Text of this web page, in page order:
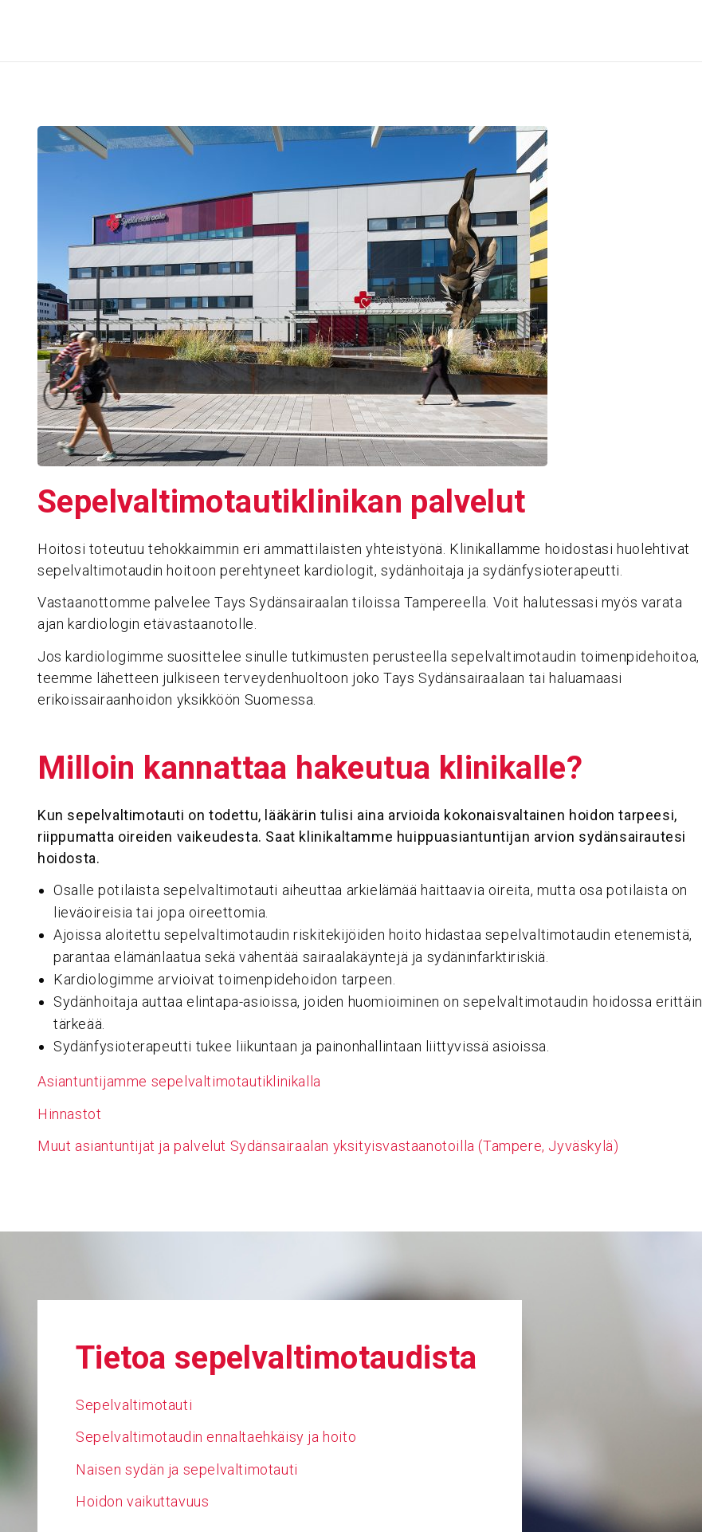
Sepel­val­ti­mo­tau­tikli­nikan palvelut
Hoitosi toteutuu tehokkaimmin eri ammattilaisten yhteistyönä. Klinikallamme hoidostasi huolehtivat
sepelvaltimotaudin hoitoon perehtyneet kardiologit, sydänhoitaja ja sydänfysioterapeutti.
Vastaanottomme palvelee Tays Sydänsairaalan tiloissa Tampereella. Voit halutessasi myös varata
ajan kardiologin etävastaanotolle.
Jos kardiologimme suosittelee sinulle tutkimusten perusteella sepelvaltimotaudin toimenpidehoitoa,
teemme lähetteen julkiseen terveydenhuoltoon joko Tays Sydänsairaalaan tai haluamaasi
erikoissairaanhoidon yksikköön Suomessa.
Milloin kannattaa hakeutua klini­kalle?
Kun sepelvaltimotauti on todettu, lääkärin tulisi aina arvioida kokonaisvaltainen hoidon tarpeesi,
riippumatta oireiden vaikeudesta. Saat klinikaltamme huippuasiantuntijan arvion sydänsairautesi
hoidosta.
Osalle potilaista sepelvaltimotauti aiheuttaa arkielämää haittaavia oireita, mutta osa potilaista on
lieväoireisia tai jopa oireettomia.
Ajoissa aloitettu sepelvaltimotaudin riskitekijöiden hoito hidastaa sepelvaltimotaudin etenemistä,
parantaa elämänlaatua sekä vähentää sairaalakäyntejä ja sydäninfarktiriskiä.
Kardiologimme arvioivat toimenpidehoidon tarpeen.
Sydänhoitaja auttaa elintapa-asioissa, joiden huomioiminen on sepelvaltimotaudin hoidossa erittäin
tärkeää.
Sydänfysioterapeutti tukee liikuntaan ja painonhallintaan liittyvissä asioissa.
Asiantuntijamme sepelvaltimotautiklinikalla
Hinnastot
Muut asiantuntijat ja palvelut Sydänsairaalan yksityisvastaanotoilla (Tampere, Jyväskylä)
Tietoa sepel­val­ti­mo­tau­dista
Sepelvaltimotauti
Sepelvaltimotaudin ennaltaehkäisy ja hoito
Naisen sydän ja sepelvaltimotauti
Hoidon vaikuttavuus